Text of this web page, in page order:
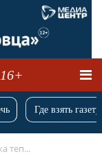
16+
Где взять
теп...